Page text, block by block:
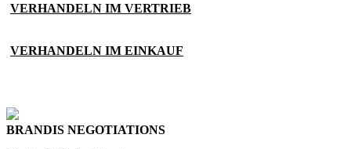
VERHANDELN IM VERTRIEB
VERHANDELN IM EINKAUF
BRANDIS NEGOTIATIONS